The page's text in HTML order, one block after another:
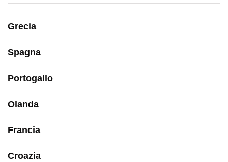
Grecia
Spagna
Portogallo
Olanda
Francia
Croazia